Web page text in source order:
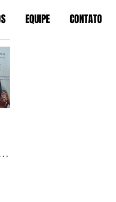
EQUIPE CONTATO